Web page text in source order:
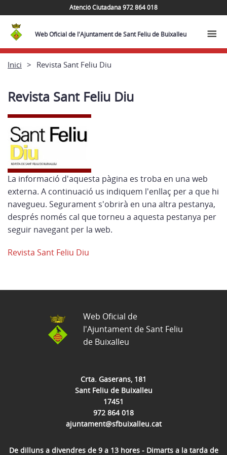
Atenció Ciutadana 972 864 018
Web Oficial de l'Ajuntament de Sant Feliu de Buixalleu
Inici Revista Sant Feliu Diu
Revista Sant Feliu Diu
La informació d'aquesta pàgina es troba en una web
externa. A continuació us indiquem l'enllaç per a que hi
navegueu. Segurament s'obrirà en una altra pestanya,
després només cal que torneu a aquesta pestanya per
seguir navegant per la web.
Revista Sant Feliu Diu
Crta. Gaserans, 181
Sant Feliu de Buixalleu
17451
972 864 018
ajuntament@sfbuixalleu.cat
De dilluns a divendres de 9 a 13 hores - Dimarts a la tarda de
Web Oficial de
l'Ajuntament de Sant Feliu
de Buixalleu